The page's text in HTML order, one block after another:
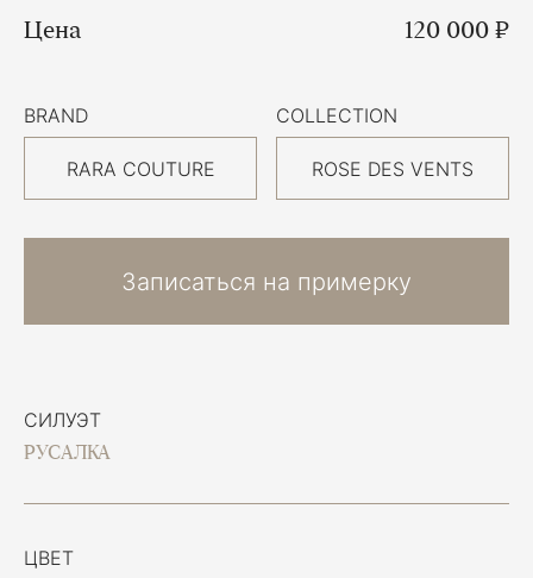
СИЛУЭТ
РУСАЛКА
ЦВЕТ
Цена 120 000 ₽
BRAND
RARA COUTURE
COLLECTION
ROSE DES VENTS
Записаться на примерку